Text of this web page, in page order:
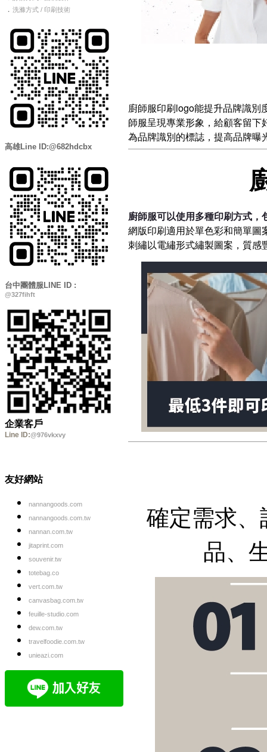
． 洗滌方式 / 印刷技術
高雄Line ID:@682hdcbx
台中團體服LINE ID :
@327fihft
企業客戶
Line ID:@976vkxvy
友好網站
nannangoods.com
nannangoods.com.tw
nannan.com.tw
jitaprint.com
souvenir.tw
totebag.co
vert.com.tw
canvasbag.com.tw
feuille-studio.com
dew.com.tw
travelfoodie.com.tw
unieazi.com
廚師服印刷logo能提升品牌識別
師服呈現專業形象，給顧客留
為品牌識別的標誌，提高品牌
廚師服可以使用多種印刷方式
網版印刷適用於單色彩和簡單
刺繡以電繡形式繡製圖案，質
確定需求
品、